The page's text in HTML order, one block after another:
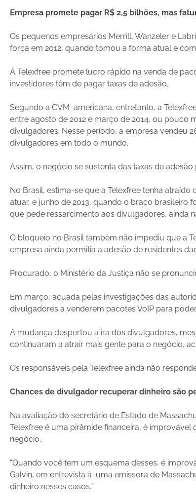
Empresa promete pagar R$ 2,5 bilhões, mas
Os pequenos empresários Merrill, Wanzeler e
força em 2012, quando tomou a forma atual e
A Telexfree promete lucro rápido na venda de
investidores têm de pagar taxas de adesão.
Segundo a CVM americana, entretanto, a
entre agosto de 2012 e março de 2014, ou pouco
divulgadores. Nesse período, a empresa vendeu
divulgadores em todo o mundo.
Assim, o negócio se sustenta das taxas de
No Brasil, estima-se que a Telexfree tenha
atuar, e junho de 2013, quando o braço brasileiro
que pede ressarcimento aos divulgadores, ainda
O bloqueio no Brasil também não impediu que a
empresa ainda permitia a adesão de residentes
Procurado, o Ministério da Justiça não se
Em março, acuada pelas investigações das
divulgadores a venderem pacotes VoIP para
A mudança despertou a ira dos divulgadores,
continuaram a atrair mais gente para o negócio,
Os responsáveis pela Telexfree ainda não
Chances de divulgador recuperar dinheiro são
Na avaliação do secretário de Estado de
Telexfree é uma pirâmide financeira, é
negócio.
“Quando você tem um esquema desses, é
Galvin, em entrevista à uma emissora de
dinheiro nesses casos.”